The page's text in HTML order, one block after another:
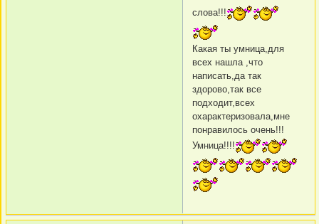
слова!!!
Какая ты умница,для
всех нашла ,что
написать,да так
здорово,так все
подходит,всех
охарактеризовала,мне
понравилось очень!!!
Умница!!!!